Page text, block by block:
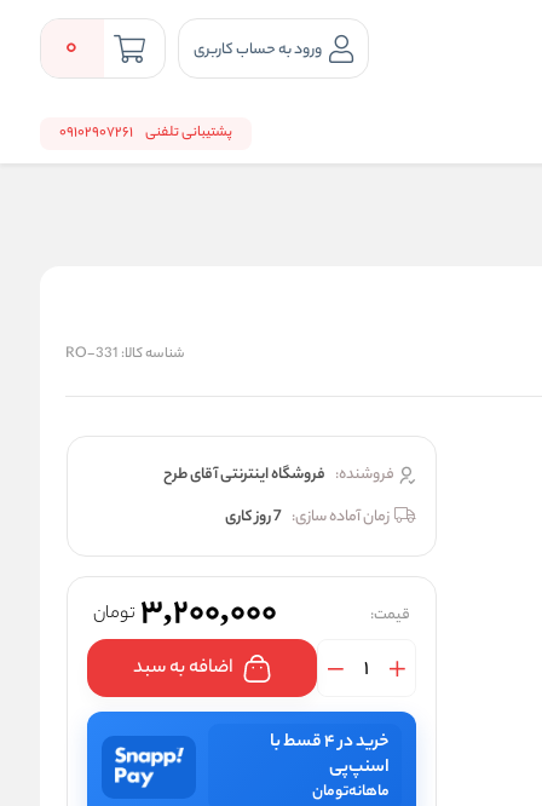
ورود به حساب کاربری 0
پشتیبانی تلفنی 09102907261
شناسه کالا: RO-331
فروشنده: فروشگاه اینترنتی آقای طرح
زمان آماده سازی: 7 روز کاری
قیمت: 3,200,000 تومان
اضافه به سبد
خرید در ۴ قسط با
اسنپ‌پی
ماهانهتومان